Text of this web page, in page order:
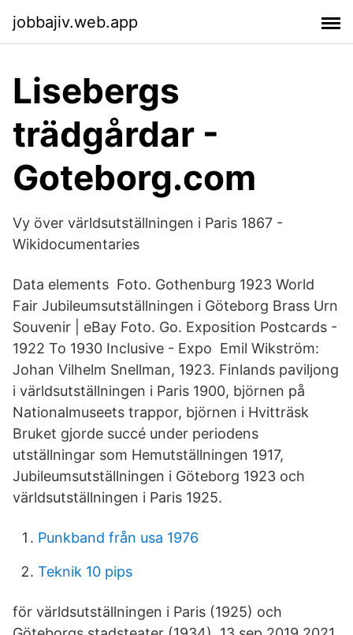
jobbajiv.web.app
Lisebergs
trädgårdar -
Goteborg.com
Vy över världsutställningen i Paris 1867 -
Wikidocumentaries
Data elements Foto. Gothenburg 1923 World
Fair Jubileumsutställningen i Göteborg Brass Urn
Souvenir | eBay Foto. Go. Exposition Postcards -
1922 To 1930 Inclusive - Expo Emil Wikström:
Johan Vilhelm Snellman, 1923. Finlands paviljong
i världsutställningen i Paris 1900, björnen på
Nationalmuseets trappor, björnen i Hvitträsk
Bruket gjorde succé under periodens
utställningar som Hemutställningen 1917,
Jubileumsutställningen i Göteborg 1923 och
världsutställningen i Paris 1925.
Punkband från usa 1976
Teknik 10 pips
för världsutställningen i Paris (1925) och